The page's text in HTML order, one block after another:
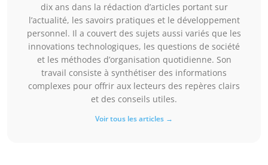
dix ans dans la rédaction d’articles portant sur
l’actualité, les savoirs pratiques et le développement
personnel. Il a couvert des sujets aussi variés que les
innovations technologiques, les questions de société
et les méthodes d’organisation quotidienne. Son
travail consiste à synthétiser des informations
complexes pour offrir aux lecteurs des repères clairs
et des conseils utiles.
Voir tous les articles →